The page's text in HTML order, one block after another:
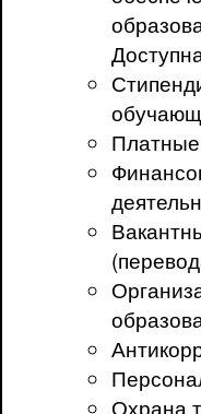
Платные
Охрана